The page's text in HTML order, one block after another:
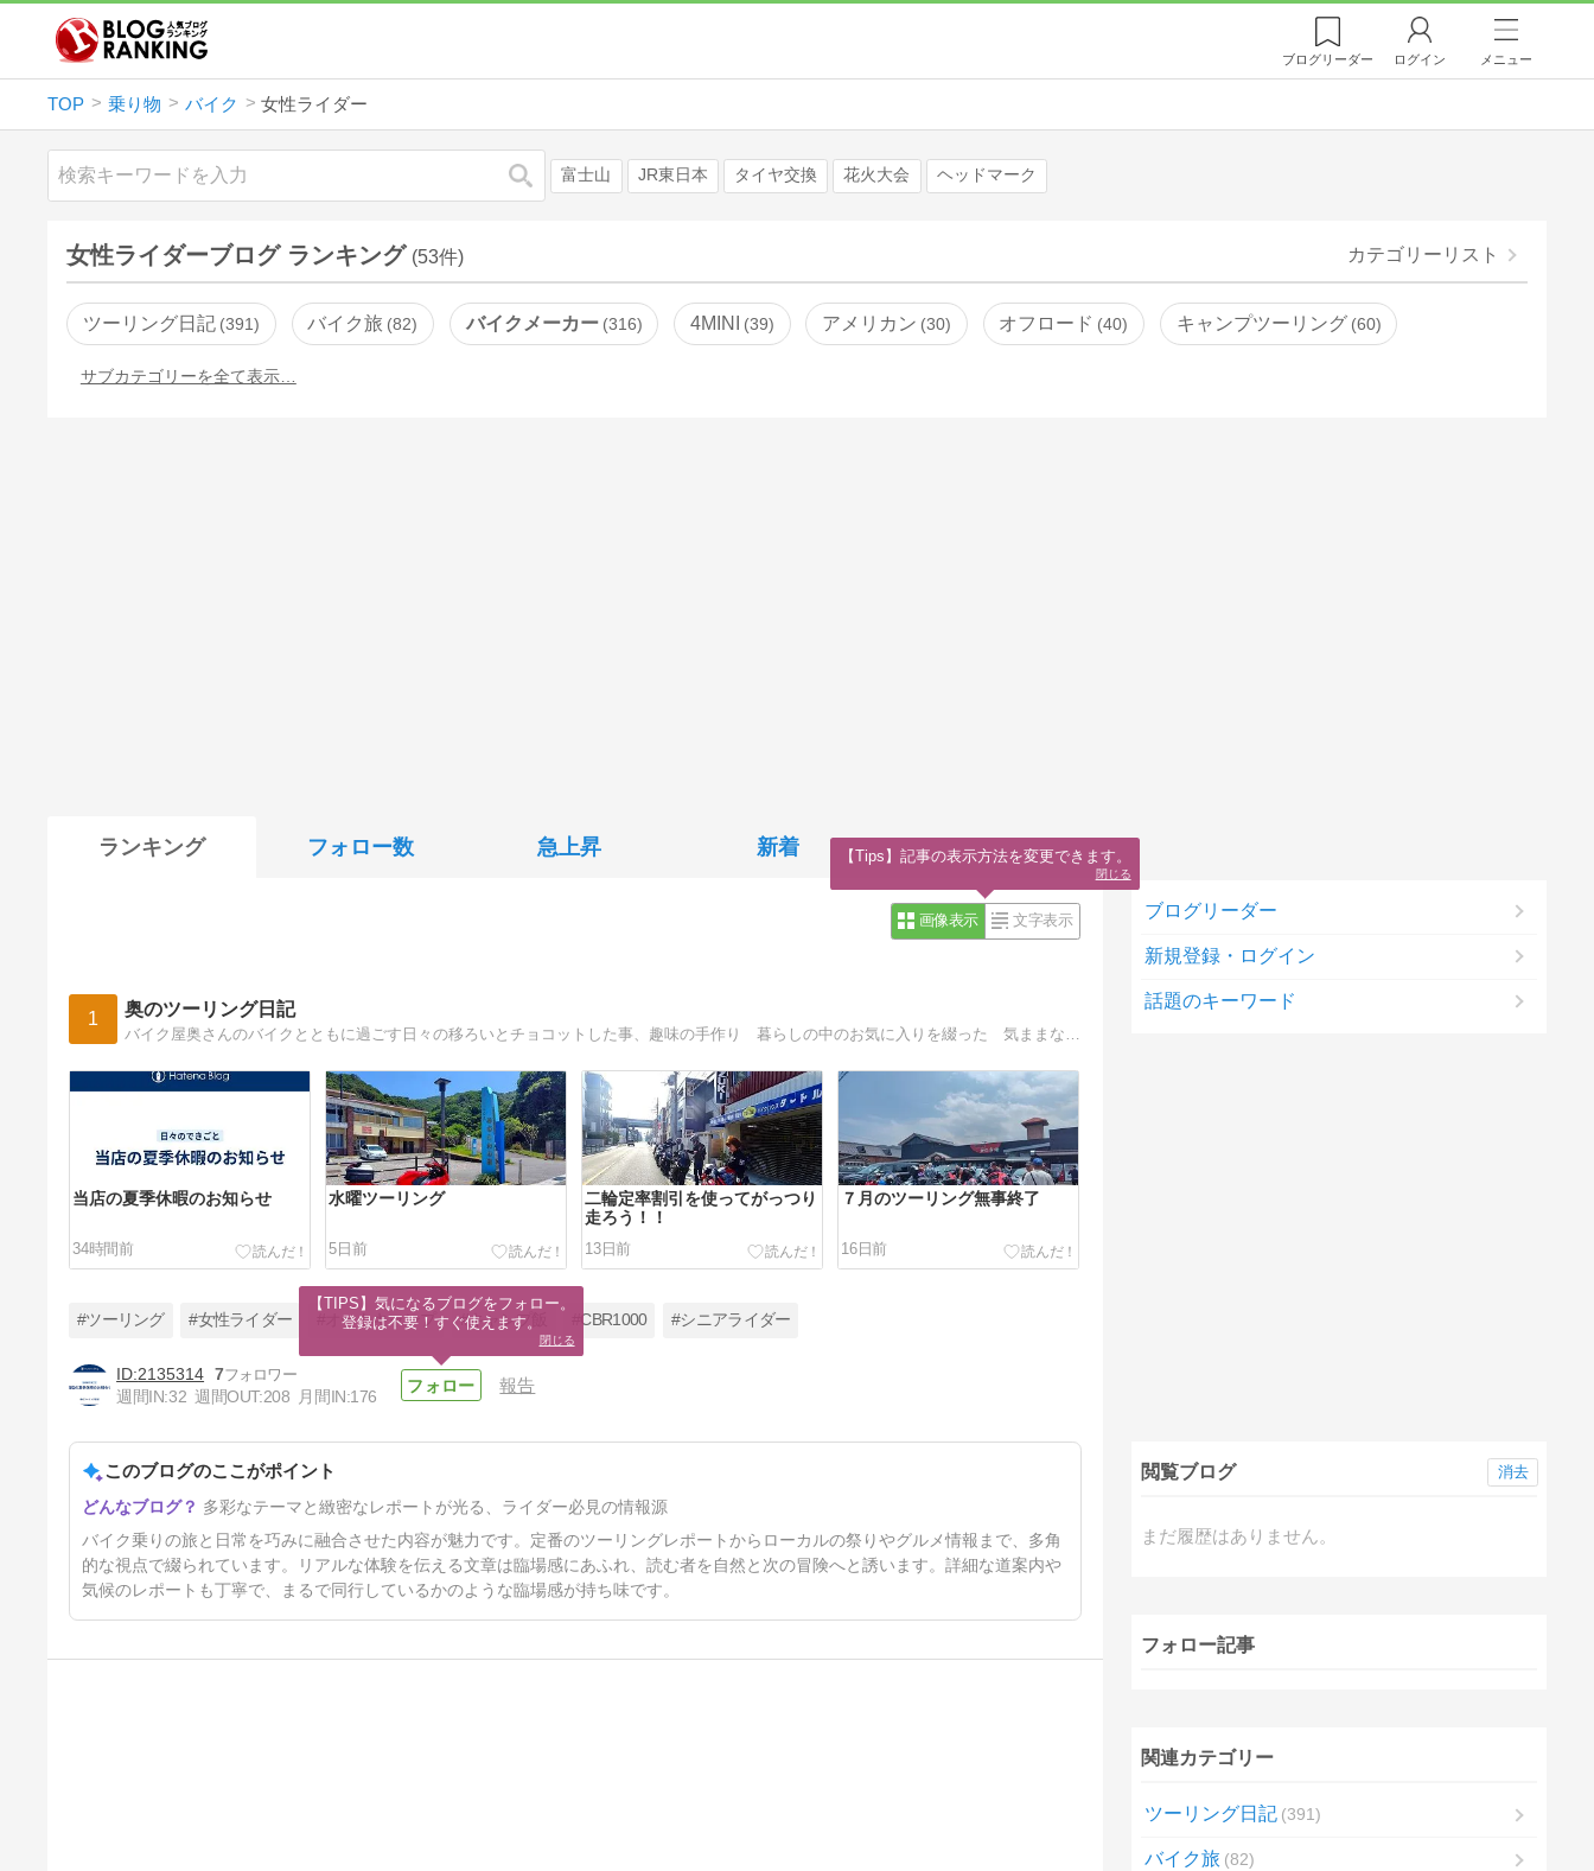
ブログリーダー ログイン メニュー
TOP 乗り物 バイク 女性ライダー
検索 富士山 JR東日本 タイヤ交換 花火大会 ヘッドマーク
女性ライダーブログ ランキング (53件) カテゴリーリスト
ツーリング日記 391 バイク旅 82 バイクメーカー 316 4MINI 39 アメリカン 30 オフロード 40 キャンプツーリング 60
サブカテゴリーを全て表示…
ランキング フォロー数 急上昇 新着
画像表示 文字表示
1 奥のツーリング日記
当店の夏季休暇のお知らせ
34時間前
水曜ツーリング
5日前
二輪定率割引を使ってがっつり
走ろう！！
13日前
７月のツーリング無事終了
16日前
扱店です。
28日前
#ツーリング #女性ライダー #オートキャンプ #キャンプ飯 #CBR1000 #シニアライダー
2135314 7
週間IN:32 週間OUT:208 月間IN:176
報告
このブログのここがポイント
多彩なテーマと緻密なレポートが光る、ライダー必見の情報源
バイク乗りの旅と日常を巧みに融合させた内容が魅力です。定番のツーリングレポートからローカルの祭りやグルメ情報まで、多角
的な視点で綴られています。リアルな体験を伝える文章は臨場感にあふれ、読む者を自然と次の冒険へと誘います。詳細な道案内や
気候のレポートも丁寧で、まるで同行しているかのような臨場感が持ち味です。
ブログリーダー
新規登録・ログイン
話題のキーワード
閲覧ブログ
まだ履歴はありません。
消去
フォロー記事
関連カテゴリー
ツーリング日記 391
バイク旅 82
【TIPS】気になるブログをフォロー。
登録は不要！すぐ使えます。
閉じる
【Tips】記事の表示方法を変更できます。
閉じる